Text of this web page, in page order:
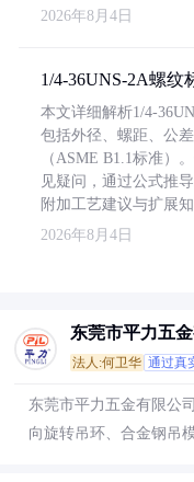
2026年8月4日
1/4-36UNS-2A螺纹
本文详细解析1/4-
包括外径、螺距、公
（ASME B1.1标准）
见疑问，通过公式推
附加工艺建议与扩展知
2026年8月4日
东莞市平力五
法人:何卫华 通过真
东莞市平力五金有限公
向旋转吊环、合金钢吊